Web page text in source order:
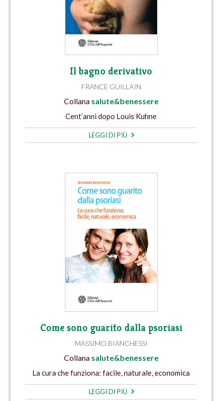
Il bagno derivativo
FRANCE GUILLAIN
Collana salute&benessere
Cent’anni dopo Louis Kuhne
LEGGI DI PIÙ
Come sono guarito dalla psoriasi
MASSIMO BIANCHESSI
Collana salute&benessere
La cura che funziona: facile, naturale, economica
LEGGI DI PIÙ